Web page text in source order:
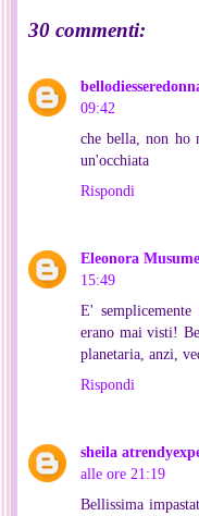
30 commenti:
09:42
che bella, non ho
un'occhiata
Rispondi
Eleonora
15:49
E'
erano mai visti!
planetaria, anzi,
Rispondi
sheila
alle ore 21:19
Bellissima